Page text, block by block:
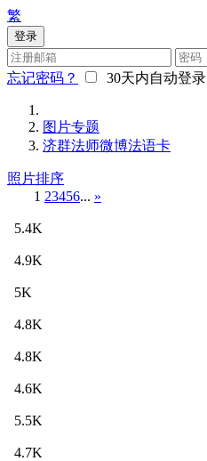
繁
登录
忘记密码？ 30天内自动登录
图片专题
济群法师微博法语卡
照片排序
1 23456... »
5.4K
4.9K
5K
4.8K
4.8K
4.6K
5.5K
4.7K